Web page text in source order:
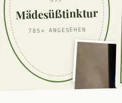
Mädesüßtinktur
785× ANGESEHEN